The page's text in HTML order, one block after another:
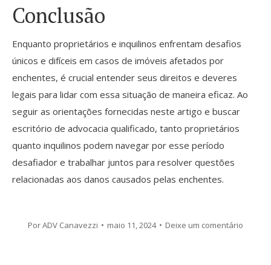
Conclusão
Enquanto proprietários e inquilinos enfrentam desafios
únicos e difíceis em casos de imóveis afetados por
enchentes, é crucial entender seus direitos e deveres
legais para lidar com essa situação de maneira eficaz. Ao
seguir as orientações fornecidas neste artigo e buscar
escritório de advocacia qualificado, tanto proprietários
quanto inquilinos podem navegar por esse período
desafiador e trabalhar juntos para resolver questões
relacionadas aos danos causados pelas enchentes.
PorADV Canavezzi maio 11, 2024 Deixe um comentário